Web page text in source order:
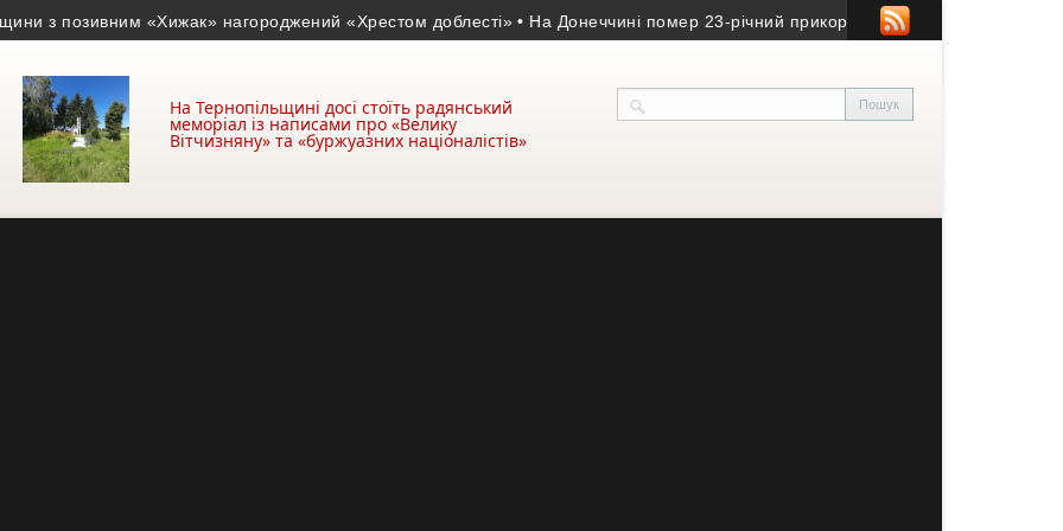
позивним «Хижак» нагороджений «Хрестом доблесті» • На Донеччині помер 23-річний прикордонник з Тернопільщини
На Тернопільщині досі стоїть радянський
меморіал із написами про «Велику
Вітчизняну» та «буржуазних націоналістів»